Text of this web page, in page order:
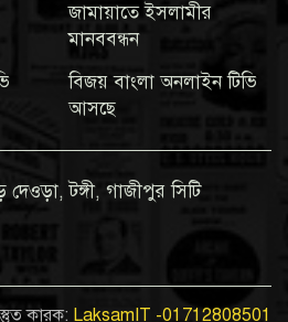
জামায়াতে ইসলামীর
মানববন্ধন
বিজয় বাংলা অনলাইন টিভি
আসছে
টঙ্গী, গাজীপুর সিটি
কারক: LaksamIT -01712808501